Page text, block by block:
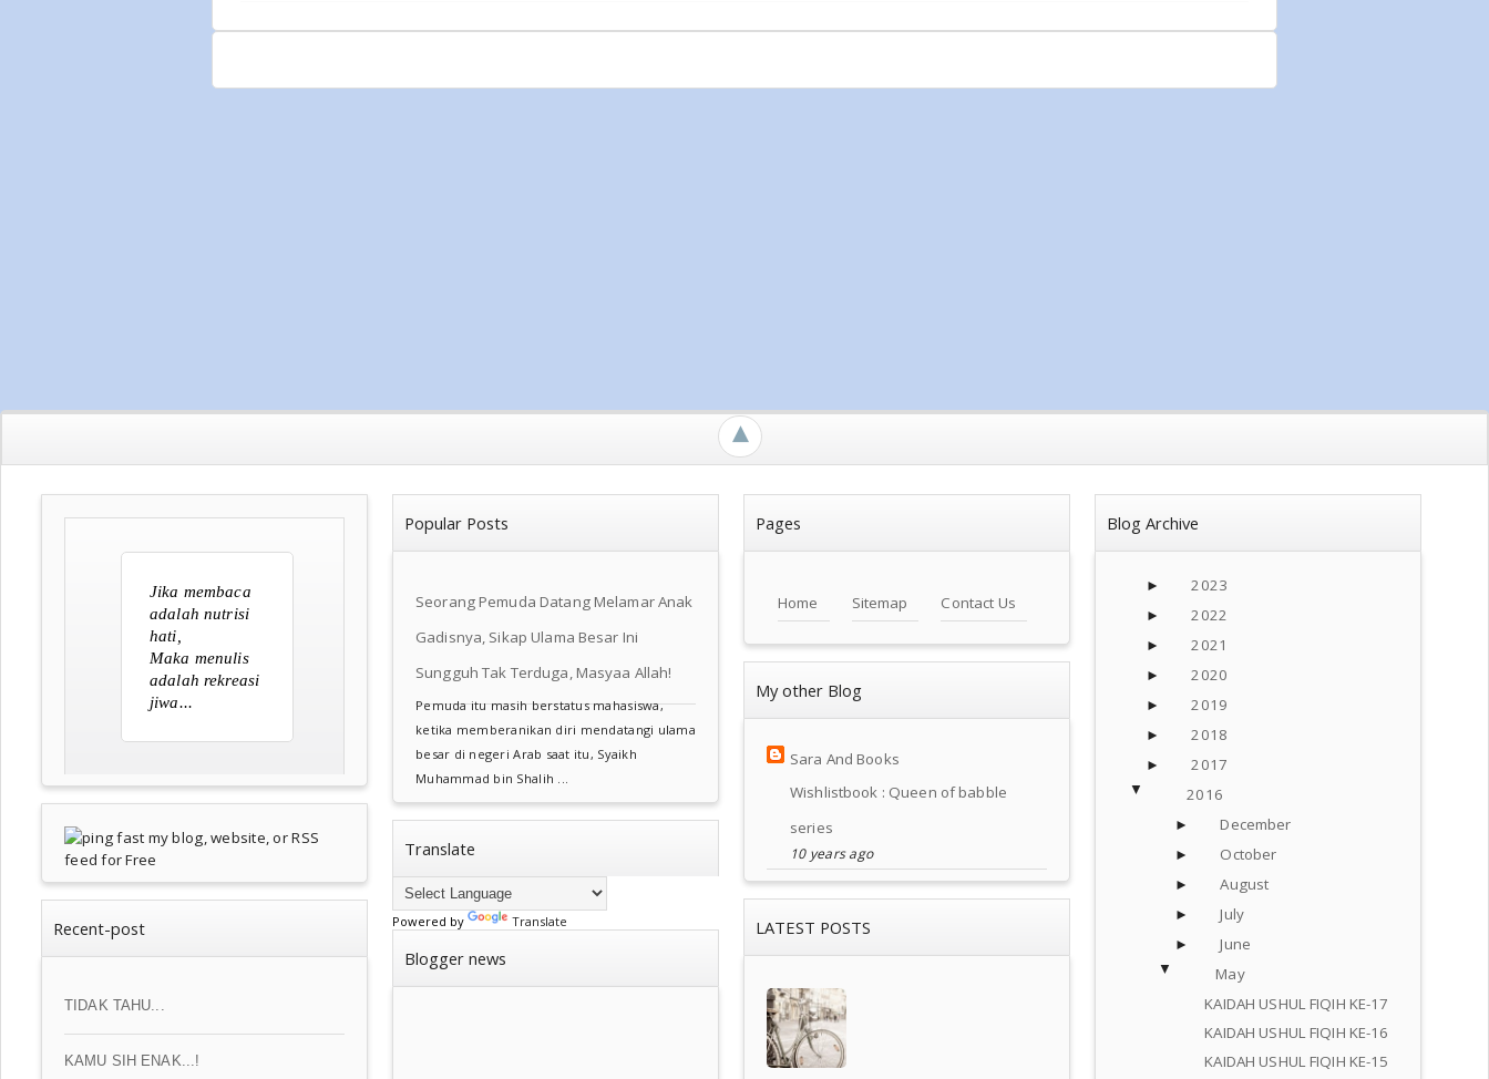
►
Jika membaca
adalah nutrisi
hati,
Maka menulis
adalah rekreasi
jiwa...
Recent-post
TIDAK TAHU...
KAMU SIH ENAK...!
Popular Posts
Seorang Pemuda Datang Melamar Anak
Gadisnya, Sikap Ulama Besar Ini
Sungguh Tak Terduga, Masyaa Allah!
Pemuda itu masih berstatus mahasiswa,
ketika memberanikan diri mendatangi ulama
besar di negeri Arab saat itu, Syaikh
Muhammad bin Shalih ...
Translate
Powered by Translate
Blogger news
Pages
Home Sitemap Contact Us
My other Blog
Sara And Books
Wishlistbook : Queen of babble
series
10 years ago
LATEST POSTS
Blog Archive
► 2023
► 2022
► 2021
► 2020
► 2019
► 2018
► 2017
▼ 2016
► December
► October
► August
► July
► June
▼
May
KAIDAH USHUL FIQIH KE-17
KAIDAH USHUL FIQIH KE-16
KAIDAH USHUL FIQIH KE-15